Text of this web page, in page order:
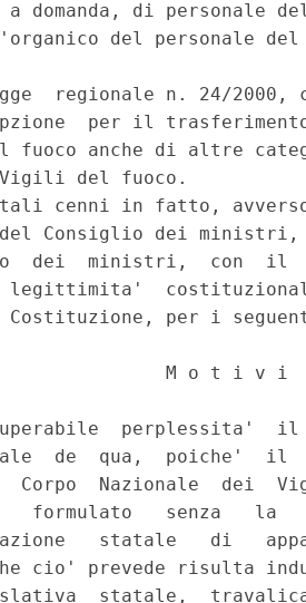
domanda, di personale
del personale
regionale n. 24/2000,
per il trasferimento
anche di altre
Vigili del fuoco.
cenni in fatto,
Consiglio dei ministri,
dei  ministri,  con  il
legittimita'
Costituzione, per i
M o t i v i
perplessita'
de  qua,  poiche'  il
Corpo  Nazionale  dei
formulato   senza   la
statale   di
cio' prevede risulta
statale,